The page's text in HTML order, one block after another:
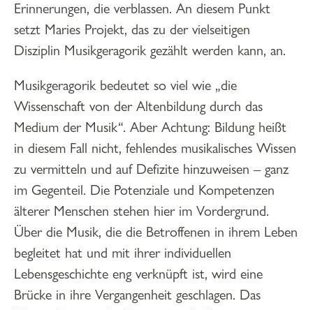
Erinnerungen, die verblassen. An diesem Punkt
setzt Maries Projekt, das zu der vielseitigen
Disziplin Musikgeragorik gezählt werden kann, an.
Musikgeragorik bedeutet so viel wie „die
Wissenschaft von der Altenbildung durch das
Medium der Musik“. Aber Achtung: Bildung heißt
in diesem Fall nicht, fehlendes musikalisches Wissen
zu vermitteln und auf Defizite hinzuweisen – ganz
im Gegenteil. Die Potenziale und Kompetenzen
älterer Menschen stehen hier im Vordergrund.
Über die Musik, die die Betroffenen in ihrem Leben
begleitet hat und mit ihrer individuellen
Lebensgeschichte eng verknüpft ist, wird eine
Brücke in ihre Vergangenheit geschlagen. Das